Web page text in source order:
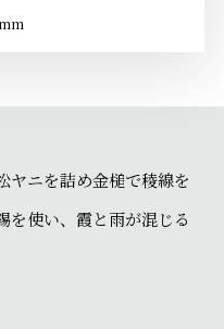
ヤニを詰め金槌で稜線を
を使い、霞と雨が混じる